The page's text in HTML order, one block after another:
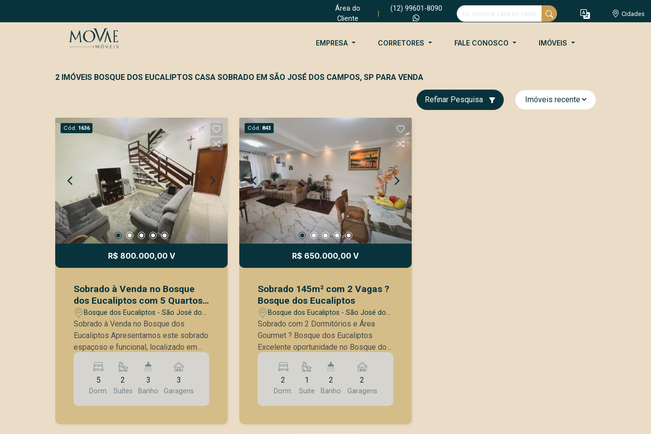
Área do
Cliente
(12) 99601-8090
Cidades
EMPRESA CORRETORES FALE CONOSCO IMÓVEIS
2 IMÓVEIS BOSQUE DOS EUCALIPTOS CASA SOBRADO EM SÃO JOSÉ DOS CAMPOS, SP PARA VENDA
Refinar Pesquisa
Cód. 1636
R$ 800.000,00 V
Sobrado à Venda no Bosque
dos Eucaliptos com 5 Quartos
sendo 2 Suítes
Bosque dos Eucaliptos - São José dos
Campos/SP
Sobrado à Venda no Bosque dos
Eucaliptos Apresentamos este sobrado
espaçoso e funcional, localizado em
uma das regiões mais tradicionais e
valorizadas da zona sul de São José
dos Campos. Fácil acesso a comércios,
escolas, supermercados, farmácias e
às principais vias da cidade, garantindo
5
Dorm.
2
Suítes
3
Banho
3
Garagens
Cód. 843
R$ 650.000,00 V
Sobrado 145m² com 2 Vagas ?
Bosque dos Eucaliptos
Bosque dos Eucaliptos - São José dos
Campos/SP
Sobrado com 2 Dormitórios e Área
Gourmet ? Bosque dos Eucaliptos
Excelente oportunidade no Bosque dos
Eucaliptos, bairro tradicional de São
José dos Campos, com fácil acesso às
principais vias da cidade, comércio
local, escolas e serviços. Área
construída: 145 m² Terreno: 125 m²
2
Dorm.
1
Suite
2
Banho
2
Garagens